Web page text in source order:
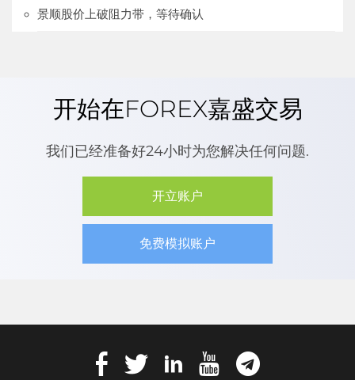
景顺股价上破阻力带，等待确认
开始在FOREX嘉盛交易
我们已经准备好24小时为您解决任何问题.
开立账户
免费模拟账户